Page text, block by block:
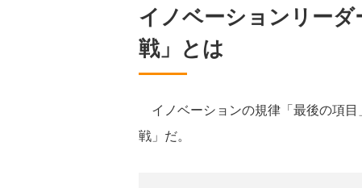
イノベーションリー
戦」とは
イノベーションの規律「最後の項
戦」だ。